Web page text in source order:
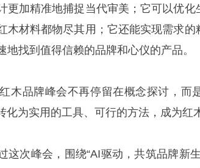
更加精准地捕捉当代审美；它可以优
木材料都物尽其用；它还能实现需求
地找到值得信赖的品牌和心仪的产品。
木品牌峰会不再停留在概念探讨，而
化为实用的工具、可行的方法，成为红
这次峰会，围绕“AI驱动，共筑品牌新